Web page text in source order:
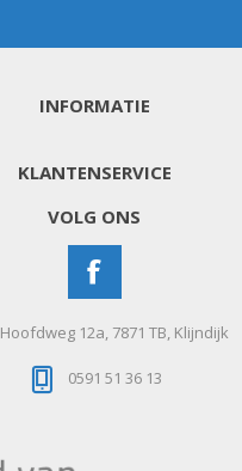
INFORMATIE
KLANTENSERVICE
VOLG ONS
Hoofdweg 12a, 7871 TB, Klijndijk
0591 51 36 13